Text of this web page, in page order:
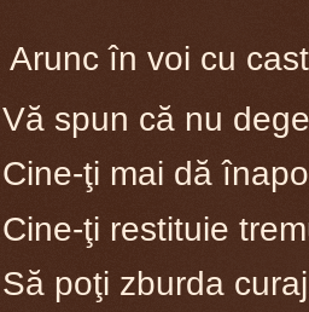
Arunc în voi cu
Vă spun că nu
Cine-ţi mai dă
Cine-ţi restituie
Să poţi zburda